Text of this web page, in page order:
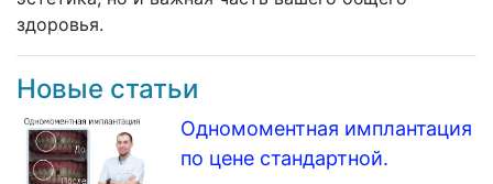
здоровья.
Новые статьи
Одномоментная имплантация
по цене стандартной.